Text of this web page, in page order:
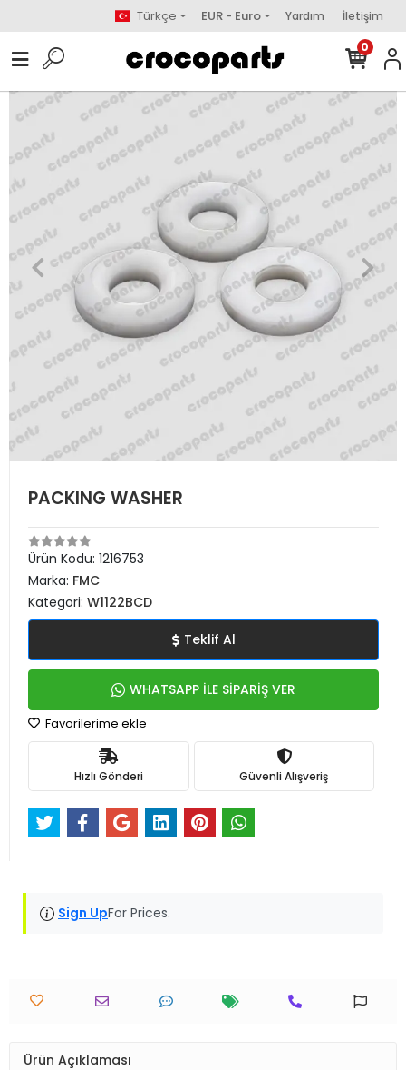
Türkçe EUR - Euro Yardım İletişim
0
PACKING WASHER
Ürün Kodu: 1216753
Marka: FMC
Kategori: W1122BCD
Teklif Al
WHATSAPP İLE SİPARİŞ VER
Favorilerime ekle
Hızlı Gönderi Güvenli Alışveriş
Sign UpFor Prices.
Ürün Açıklaması